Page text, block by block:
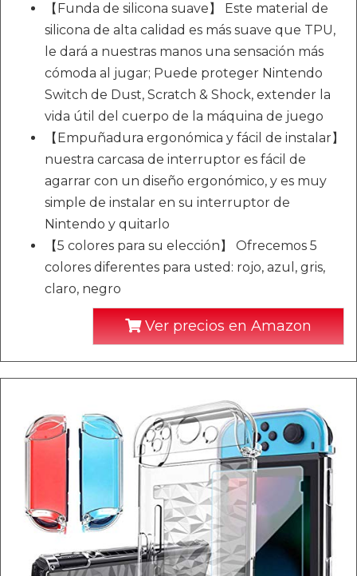
【Funda de silicona suave】 Este material de
silicona de alta calidad es más suave que TPU,
le dará a nuestras manos una sensación más
cómoda al jugar; Puede proteger Nintendo
Switch de Dust, Scratch & Shock, extender la
vida útil del cuerpo de la máquina de juego
【Empuñadura ergonómica y fácil de instalar】
nuestra carcasa de interruptor es fácil de
agarrar con un diseño ergonómico, y es muy
simple de instalar en su interruptor de
Nintendo y quitarlo
【5 colores para su elección】 Ofrecemos 5
colores diferentes para usted: rojo, azul, gris,
claro, negro
Ver precios en Amazon